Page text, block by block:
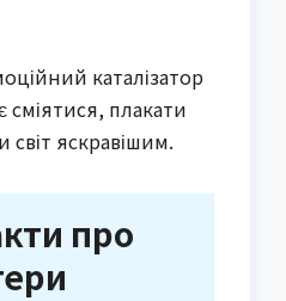
каталізатор
плакати
яскравішим.
про